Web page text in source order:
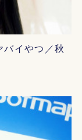
イやつ／秋